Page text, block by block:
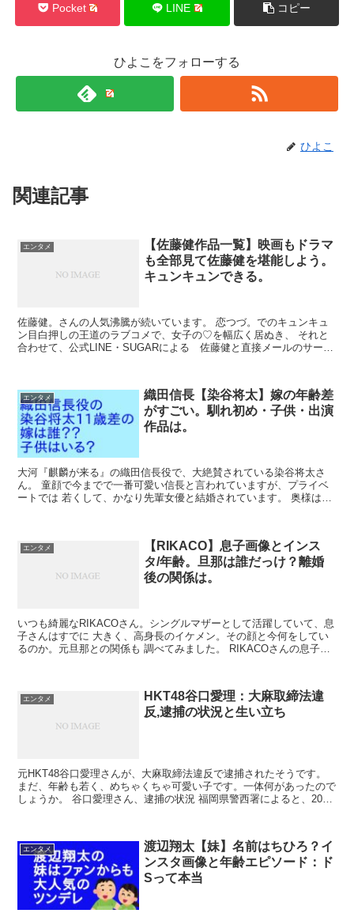
Pocket LINE コピー
ひよこをフォローする
ひよこ
関連記事
エンタメ
【佐藤健作品一覧】映画もドラマ
も全部見て佐藤健を堪能しよう。
キュンキュンできる。
佐藤健。さんの人気沸騰が続いています。 恋つづ。でのキュンキュ
ン目白押しの王道のラブコメで、女子の♡を幅広く居ぬき、 それと
合わせて、公式LINE・SUGARによる 佐藤健と直接メールのサービ
エンタメ
織田信長【染谷将太】嫁の年齢差
がすごい。馴れ初め・子供・出演
作品は。
大河『麒麟が来る』の織田信長役で、大絶賛されている染谷将太さ
ん。 童顔で今までで一番可愛い信長と言われていますが、プライベ
ートでは 若くして、かなり先輩女優と結婚されています。 奥様はど
エンタメ
【RIKACO】息子画像とインス
タ/年齢。旦那は誰だっけ？離婚
後の関係は。
いつも綺麗なRIKACOさん。シングルマザーとして活躍していて、息
子さんはすでに 大きく、高身長のイケメン。その顔と今何をしてい
るのか。元旦那との関係も 調べてみました。 RIKACOさんの息子さ
エンタメ
HKT48谷口愛理：大麻取締法違
反,逮捕の状況と生い立ち
元HKT48谷口愛理さんが、大麻取締法違反で逮捕されたそうです。
まだ、年齢も若く、めちゃくちゃ可愛い子です。一体何があったので
しょうか。 谷口愛理さん、逮捕の状況 福岡県警西署によると、2020
エンタメ
渡辺翔太【妹】名前はちひろ？イ
ンスタ画像と年齢エピソード：ド
Sって本当